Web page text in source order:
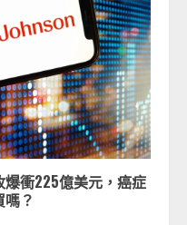
爆衝225億美元，癌症
？